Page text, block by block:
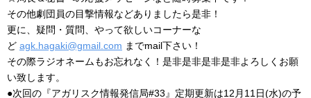
その他劇団員の目撃情報などありましたら是非！
更に、疑問・質問、やって欲しいコーナーな
ど agk.hagaki@gmail.com までmail下さい！
その際ラジオネームもお忘れなく！是非是非是非是非よろしくお願
い致します。
●次回の『アガリスク情報発信局#33』定期更新は12月11日(水)の予